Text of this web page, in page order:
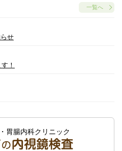
一覧へ
せ
！
胃腸内科クリニック